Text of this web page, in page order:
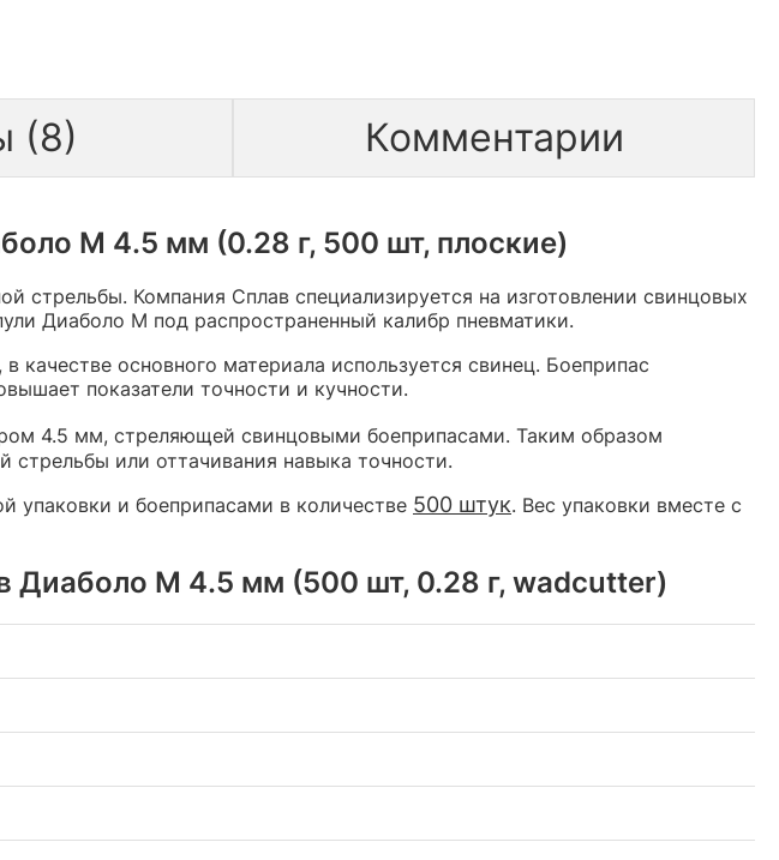
(8) Комментарии
М 4.5 мм (0.28 г, 500 шт, плоские)
стрельбы. Компания Сплав специализируется на изготовлении свинцовых
Диаболо М под распространенный калибр пневматики.
, в качестве основного материала используется свинец. Боеприпас
показатели точности и кучности.
4.5 мм, стреляющей свинцовыми боеприпасами. Таким образом
стрельбы или оттачивания навыка точности.
упаковки и боеприпасами в количестве 500 штук. Вес упаковки вместе с
Диаболо М 4.5 мм (500 шт, 0.28 г, wadcutter)